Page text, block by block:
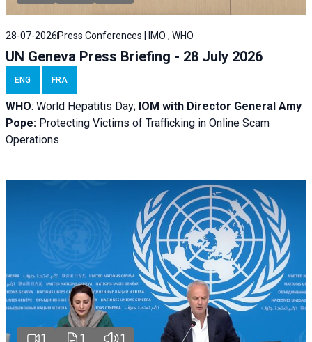
28-07-2026Press Conferences | IMO , WHO
UN Geneva Press Briefing - 28 July 2026
ENG FRA
WHO: World Hepatitis Day; IOM with Director General Amy
Pope: Protecting Victims of Trafficking in Online Scam
Operations
1 1 1